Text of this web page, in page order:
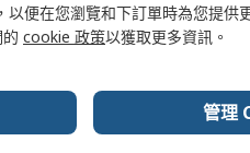
White, Red
便在您瀏覽和下訂單時為您提供
cookie 政策以獲取更多資訊。
管理